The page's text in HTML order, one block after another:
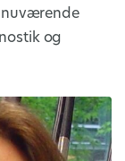
nuværende
og